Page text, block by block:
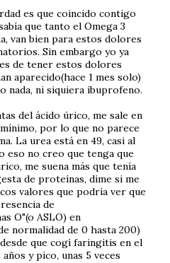
es que coincido contigo
que tanto el Omega 3
van bien para estos dolores
Sin embargo yo ya
de tener estos dolores
aparecido(hace 1 mes solo)
nada, ni siquiera ibuprofeno.
del ácido úrico, me sale en
mínimo, por lo que no parece
La urea está en 49, casi al
eso no creo que tenga que
me suena más que tenía
de proteínas, dime si me
valores que podría ver que
de
O"(o ASLO) en
normalidad de 0 hasta 200)
que cogí faringitis en el
y pico, unas 5 veces